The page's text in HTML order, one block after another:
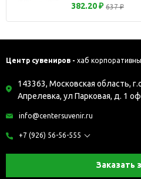
382.20 ₽ 637 ₽
Центр сувениров - хаб
143363, Московская область,
Апрелевка, ул Парковая, д. 1
info@centersuvenir.ru
+7 (926) 56-56-555
Заказать